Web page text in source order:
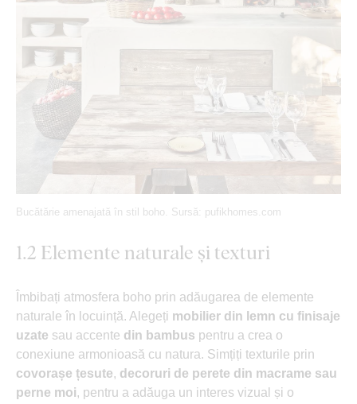
Bucătărie amenajată în stil boho. Sursă: pufikhomes.com
1.2 Elemente naturale și texturi
Îmbibați atmosfera boho prin adăugarea de elemente
naturale în locuință. Alegeți mobilier din lemn cu finisaje
uzate sau accente din bambus pentru a crea o
conexiune armonioasă cu natura. Simțiți texturile prin
covorașe țesute, decoruri de perete din macrame sau
perne moi, pentru a adăuga un interes vizual și o